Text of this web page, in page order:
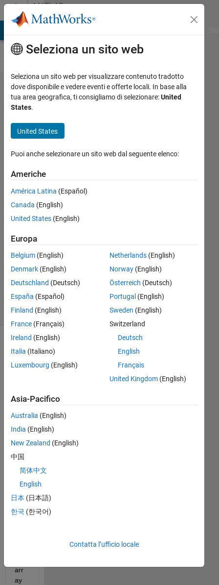
Vai al contenutoMATLAB
Answers
How can I save
data in a
array
Mariana
18 Gen
2020
1
Risposta
accettata
Aggiornato
24 Gen
2020
Visualizzazioni
(30 giorni)
I
wa
nt
buil
d a
mul
arr
ay
Seleziona un sito web
Seleziona un sito web per visualizzare contenuto tradotto
dove disponibile e vedere eventi e offerte locali. In base alla
tua area geografica, ti consigliamo di selezionare:United
States.
United States
Puoi anche selezionare un sito web dal seguente elenco:
Americhe
América Latina (Español)
Canada (English)
United States (English)
Europa
Belgium (English)
Denmark (English)
Deutschland (Deutsch)
España (Español)
Finland (English)
France (Français)
Ireland (English)
Italia (Italiano)
Luxembourg (English)
Netherlands(English)
Norway(English)
Österreich (Deutsch)
Portugal (English)
Sweden (English)
Switzerland
Deutsch
English
Français
United Kingdom(English)
Asia-Pacifico
Australia (English)
India (English)
New Zealand (English)
中国
简体中文
English
日本 (日本語)
한국 (한국어)
Contatta l’ufficio locale